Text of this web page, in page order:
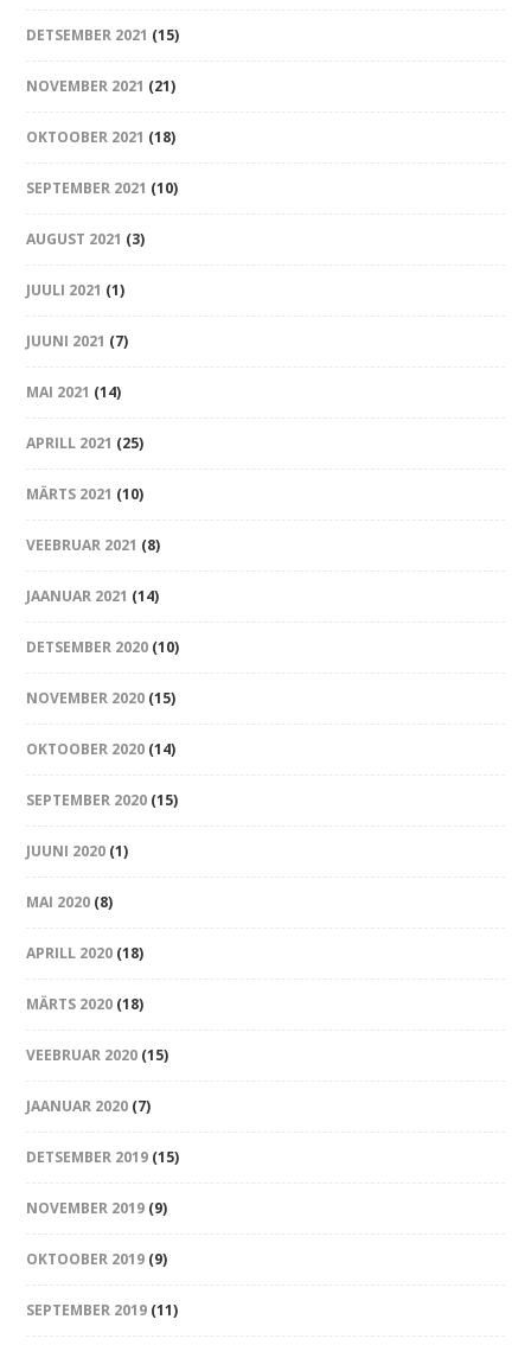
DETSEMBER 2021 (15)
NOVEMBER 2021 (21)
OKTOOBER 2021 (18)
SEPTEMBER 2021 (10)
AUGUST 2021 (3)
JUULI 2021 (1)
JUUNI 2021 (7)
MAI 2021 (14)
APRILL 2021 (25)
MÄRTS 2021 (10)
VEEBRUAR 2021 (8)
JAANUAR 2021 (14)
DETSEMBER 2020 (10)
NOVEMBER 2020 (15)
OKTOOBER 2020 (14)
SEPTEMBER 2020 (15)
JUUNI 2020 (1)
MAI 2020 (8)
APRILL 2020 (18)
MÄRTS 2020 (18)
VEEBRUAR 2020 (15)
JAANUAR 2020 (7)
DETSEMBER 2019 (15)
NOVEMBER 2019 (9)
OKTOOBER 2019 (9)
SEPTEMBER 2019 (11)